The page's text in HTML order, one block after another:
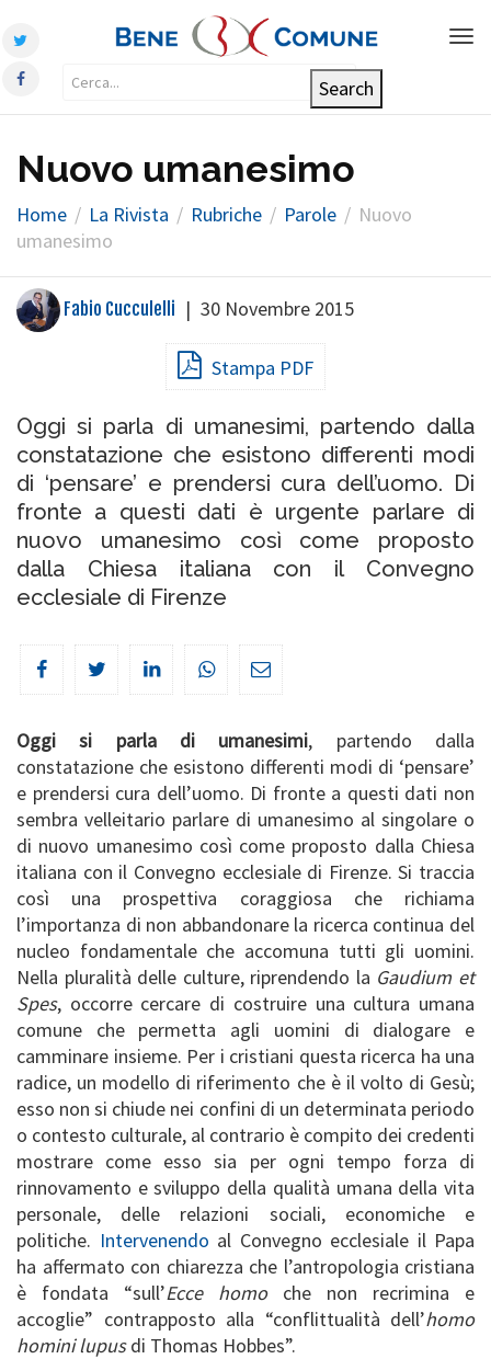
Nuovo umanesimo
Home La Rivista Rubriche Parole
Nuovo
umanesimo
Fabio Cucculelli | 30 Novembre 2015
Stampa PDF
Oggi si parla di umanesimi, partendo dalla
constatazione che esistono differenti modi
di ‘pensare’ e prendersi cura dell’uomo. Di
fronte a questi dati è urgente parlare di
nuovo umanesimo così come proposto
dalla Chiesa italiana con il Convegno
ecclesiale di Firenze
Oggi si parla di umanesimi, partendo dalla
constatazione che esistono differenti modi di ‘pensare’
e prendersi cura dell’uomo. Di fronte a questi dati non
sembra velleitario parlare di umanesimo al singolare o
di nuovo umanesimo così come proposto dalla Chiesa
italiana con il Convegno ecclesiale di Firenze. Si traccia
così una prospettiva coraggiosa che richiama
l’importanza di non abbandonare la ricerca continua del
nucleo fondamentale che accomuna tutti gli uomini.
Nella pluralità delle culture, riprendendo la Gaudium et
Spes, occorre cercare di costruire una cultura umana
comune che permetta agli uomini di dialogare e
camminare insieme. Per i cristiani questa ricerca ha una
radice, un modello di riferimento che è il volto di Gesù;
esso non si chiude nei confini di un determinata periodo
o contesto culturale, al contrario è compito dei credenti
mostrare come esso sia per ogni tempo forza di
rinnovamento e sviluppo della qualità umana della vita
personale, delle relazioni sociali, economiche e
politiche. Intervenendo al Convegno ecclesiale il Papa
ha affermato con chiarezza che l’antropologia cristiana
è fondata “sull’Ecce homoche non recrimina e
accoglie” contrapposto alla “conflittualità dell’homo
homini lupusdi Thomas Hobbes”.